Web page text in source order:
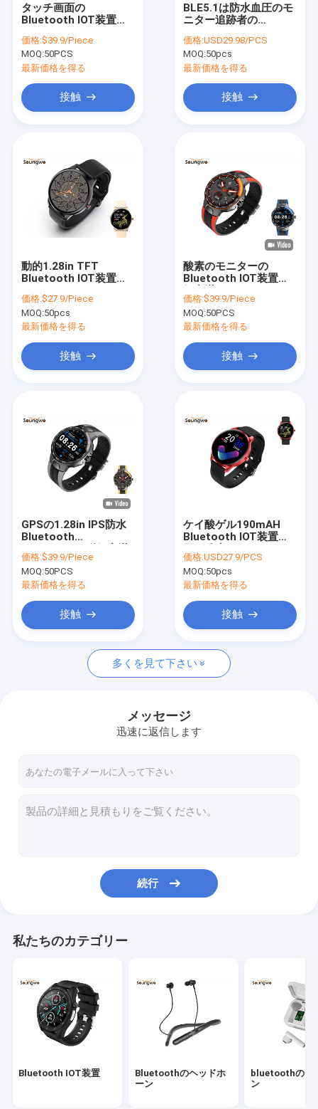
プロダクト
私達について
工場旅行
私達に連絡しなさい
引用を要求しなさい
Bluetooth IOT装置
Bluetoothのヘッドホーン
Bluetoothのスピーカー
Bluetoothライト
タッチ画面の
Bluetooth IOT装置
ンのSmartwatchリン
グ
価格:$39.9/Piece
MOQ:50PCS
最新価格を得る
接触
BLE5.1は防水血圧のモ
ニター追跡者の
眠る
価格:USD29.98/PCS
MOQ:50pcs
最新価格を得る
接触
動的1.28in TFT
Bluetooth IOT装置
リングSamrtwatch
価格:$27.9/Piece
MOQ:50pcs
最新価格を得る
接触
酸素のモニターの
Bluetooth IOT装置磁
価格:$39.9/Piece
MOQ:50PCS
最新価格を得る
接触
GPSの1.28in IPS防水
Bluetooth
200mAH
価格:$39.9/Piece
MOQ:50PCS
最新価格を得る
接触
ケイ酸ゲル190mAH
Bluetooth IOT装置血
240x240ピクセル
価格:USD27.9/PCS
MOQ:50pcs
最新価格を得る
接触
多くを見て下さい
メッセージ
迅速に返信します
続行
私たちのカテゴリー
Bluetooth IOT装置
Bluetoothのヘッドホ
ーン
bluetoothのイ
ン